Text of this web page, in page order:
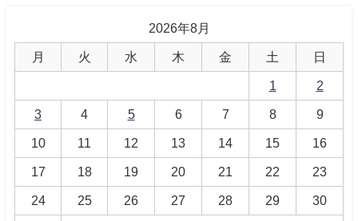
2026年8月
月 火 水 木 金 土 日
1 2
3 4 5 6 7 8 9
10 11 12 13 14 15 16
17 18 19 20 21 22 23
24 25 26 27 28 29 30